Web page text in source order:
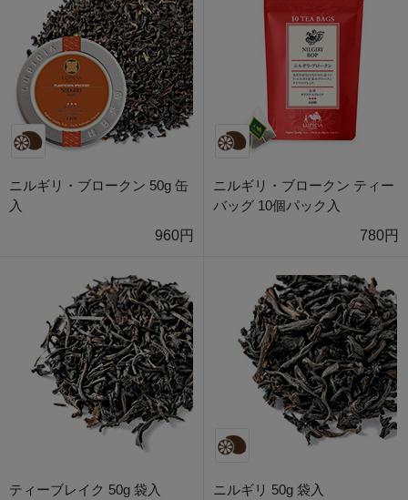
ニルギリ・ブロークン 50g 缶
入
960円
ニルギリ・ブロークン ティー
バッグ 10個パック入
780円
ティーブレイク 50g 袋入
ニルギリ 50g 袋入